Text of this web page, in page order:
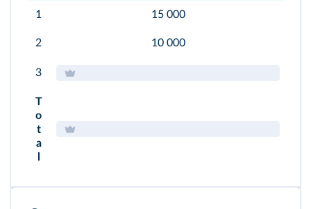
1 15 000
2 10 000
3
T
o
t
a